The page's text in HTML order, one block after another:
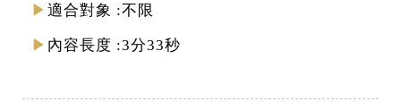
適合對象 不限
內容長度 3分33秒